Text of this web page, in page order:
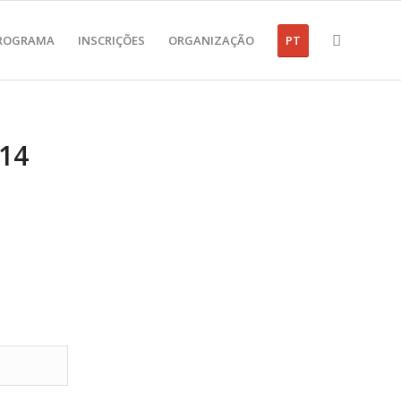
INSCRIÇÕES ORGANIZAÇÃO PT